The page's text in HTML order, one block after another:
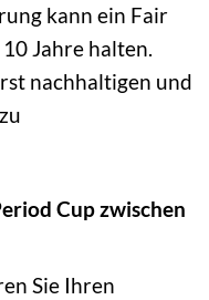
kann ein Fair
Jahre halten.
nachhaltigen und
Cup zwischen
Sie Ihren